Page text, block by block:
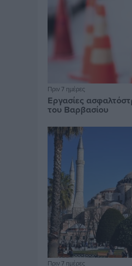
Πριν 7 ημέρες
Εργασίες
του Βαρβασίου
Πριν 7 ημέρες